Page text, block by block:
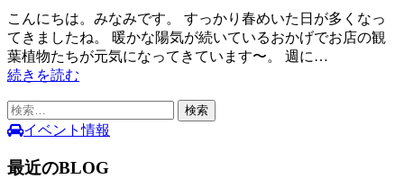
こんにちは。みなみです。 すっかり春めいた日が多くなっ
てきましたね。 暖かな陽気が続いているおかげでお店の観
葉植物たちが元気になってきています〜。 週に…
続きを読む
検
索:イベント情報
最近のBLOG